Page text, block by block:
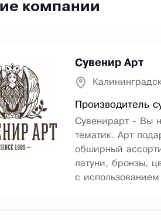
компании
Сувенир Арт
Производитель
Сувенирарт - Вы
тематик. Арт
обширный
латуни, бронзы,
с